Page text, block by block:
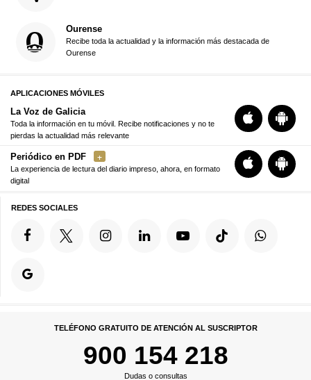
Ourense
Recibe toda la actualidad y la información más destacada de
Ourense
APLICACIONES MÓVILES
La Voz de Galicia
Toda la información en tu móvil. Recibe notificaciones y no te
pierdas la actualidad más relevante
Periódico en PDF
La experiencia de lectura del diario impreso, ahora, en formato
digital
REDES SOCIALES
TELÉFONO GRATUITO DE ATENCIÓN AL SUSCRIPTOR
900 154 218
Dudas o consultas